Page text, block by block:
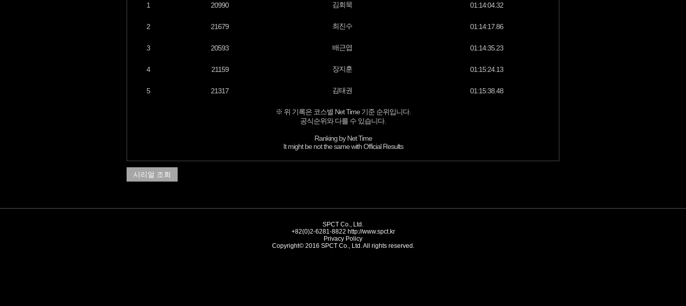
1 20990 김회묵 01:14:04.32
2 21679 최진수 01:14:17.86
3 20593 배근엽 01:14:35.23
4 21159 장지훈 01:15:24.13
5 21317 김태권 01:15:38.48
※ 위 기록은 코스별 Net Time 기준 순위입니다.
공식순위와 다를 수 있습니다.
Ranking by Net Time
It might be not the same with Official Results
시리얼 조회
SPCT Co., Ltd.
+82(0)2-6281-8822 http://www.spct.kr
Privacy Policy
Copyright© 2016 SPCT Co., Ltd. All rights reserved.